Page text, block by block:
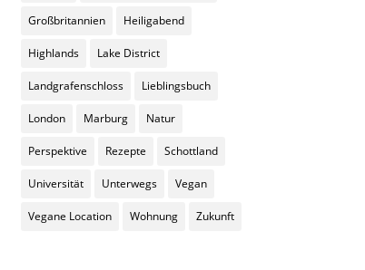
Großbritannien Heiligabend
Highlands Lake District
Landgrafenschloss Lieblingsbuch
London Marburg Natur
Perspektive Rezepte Schottland
Universität Unterwegs Vegan
Vegane Location Wohnung Zukunft